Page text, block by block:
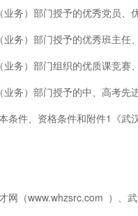
业务）部门授予的优秀党员
业务）部门授予的优秀班主
业务）部门组织的优质课竞
业务）部门授予的中、高考先
条件、资格条件和附件1《武
网（www.whzsrc.com ）、